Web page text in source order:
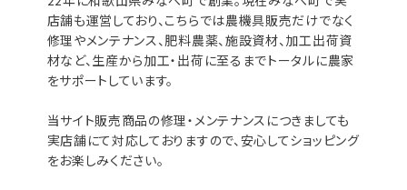
店舗も運営しており、こちらでは農機具販売だけでなく
修理やメンテナンス、肥料農薬、施設資材、加工出荷資
材など、生産から加工・出荷に至るまでトータルに農家
をサポートしています。
当サイト販売商品の修理・メンテナンスにつきましても
実店舗にて対応しておりますので、安心してショッピング
をお楽しみください。